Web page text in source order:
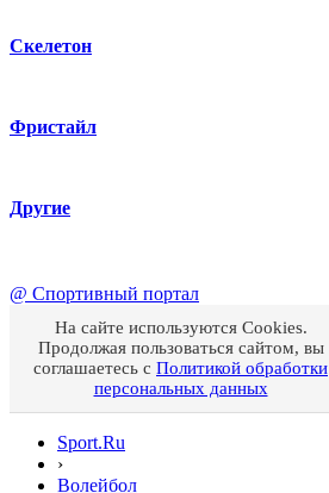
Скелетон
Фристайл
Другие
@ Спортивный портал
На сайте используются Cookies.
Продолжая пользоваться сайтом, вы
соглашаетесь с Политикой обработки
персональных данных
Sport.Ru
›
Волейбол